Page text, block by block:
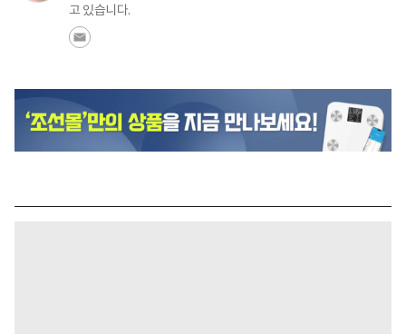
고 있습니다.